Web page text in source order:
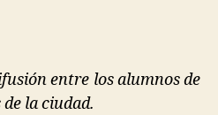
entre los alumnos de
la ciudad.